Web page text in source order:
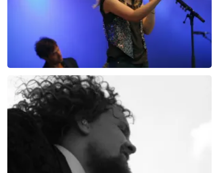
Ilse DeLange
reviews